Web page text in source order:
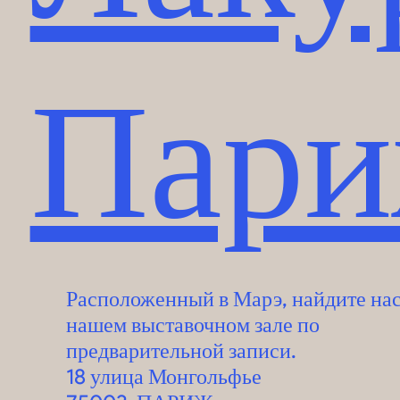
Расположенный в Марэ, найдите
нашем выставочном зале по
предварительной записи.
18 улица Монгольфье